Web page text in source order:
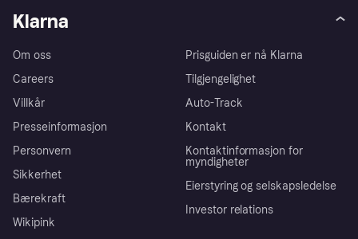
Klarna
Om oss
Careers
Villkår
Presseinformasjon
Personvern
Sikkerhet
Bærekraft
Wikipink
Prisguiden er nå Klarna
Tilgjengelighet
Auto-Track
Kontakt
Kontaktinformasjon for
myndigheter
Eierstyring og selskapsledelse
Investor relations